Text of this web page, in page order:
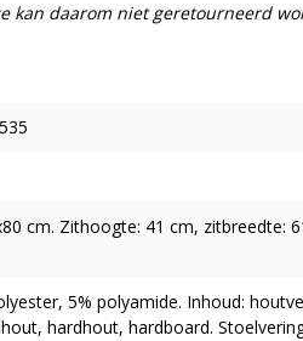
kan daarom niet geretourneerd
cm. Zithoogte: 41 cm, zitbreedte:
5% polyamide. Inhoud:
hardhout, hardboard.